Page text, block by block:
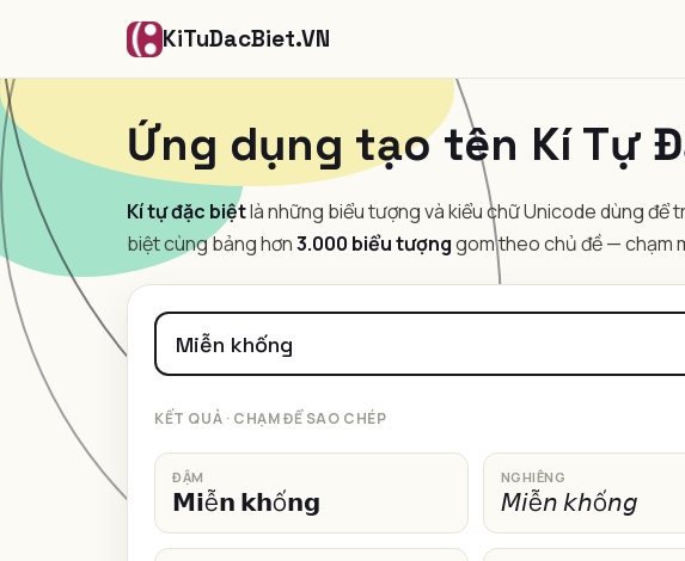
KiTuDacBiet.VN
Ứng dụng tạo tên Kí Tự
Kí tự đặc biệtlà những biểu tượng và kiểu chữ Unicode dùng để
biệt cùng bảng hơn3.000 biểu tượnggom theo chủ đề — chạm
KẾT QUẢ · CHẠM ĐỂ SAO CHÉP
ĐẬM
𝗠𝗶ễ𝗻 𝗸𝗵ố𝗻𝗴
NGHIÊNG
𝘔𝘪ễ𝘯 𝘬𝘩ố𝘯𝘨